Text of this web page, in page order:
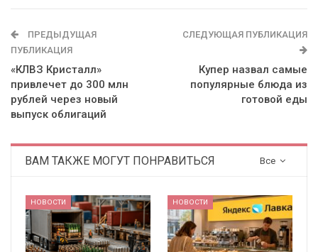
ПРЕДЫДУЩАЯ
ПУБЛИКАЦИЯ
«КЛВЗ Кристалл»
привлечет до 300 млн
рублей через новый
выпуск облигаций
СЛЕДУЮЩАЯ ПУБЛИКАЦИЯ
Купер назвал самые
популярные блюда из
готовой еды
Все
ВАМ ТАКЖЕ МОГУТ ПОНРАВИТЬСЯ
НОВОСТИ НОВОСТИ